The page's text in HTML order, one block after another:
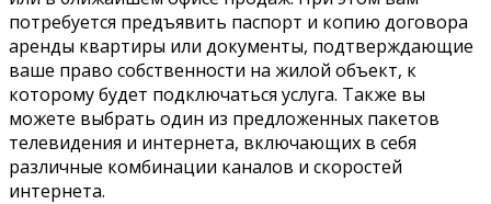
потребуется предъявить паспорт и копию договора
аренды квартиры или документы, подтверждающие
ваше право собственности на жилой объект, к
которому будет подключаться услуга. Также вы
можете выбрать один из предложенных пакетов
телевидения и интернета, включающих в себя
различные комбинации каналов и скоростей
интернета.